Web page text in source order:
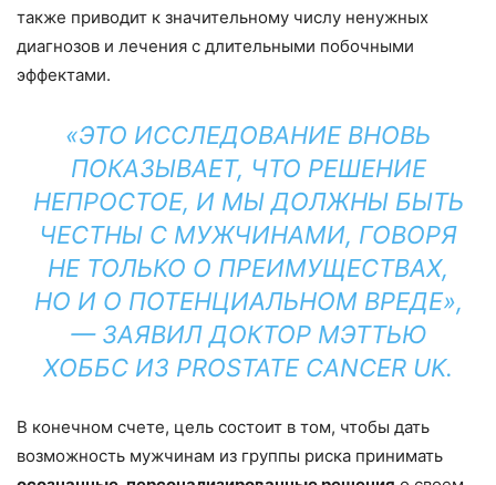
также приводит к значительному числу ненужных
диагнозов и лечения с длительными побочными
эффектами.
«ЭТО ИССЛЕДОВАНИЕ ВНОВЬ
ПОКАЗЫВАЕТ, ЧТО РЕШЕНИЕ
НЕПРОСТОЕ, И МЫ ДОЛЖНЫ БЫТЬ
ЧЕСТНЫ С МУЖЧИНАМИ, ГОВОРЯ
НЕ ТОЛЬКО О ПРЕИМУЩЕСТВАХ,
НО И О ПОТЕНЦИАЛЬНОМ ВРЕДЕ»,
— ЗАЯВИЛ ДОКТОР МЭТТЬЮ
ХОББС ИЗ PROSTATE CANCER UK.
В конечном счете, цель состоит в том, чтобы дать
возможность мужчинам из группы риска принимать